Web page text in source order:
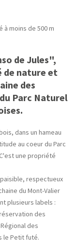
moins de 500 m
de Jules",
de nature et
des
Parc Naturel
dans un hameau
au coeur du Parc
une propriété
respectueux
du Mont-Valier
plusieurs labels :
des
des
le Petit futé.